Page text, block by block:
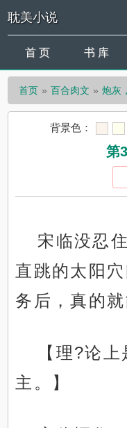
耽美小说
首 页 书 库
首页 百合肉文 炮灰
背景色：
第
宋临没忍
直跳的太阳
务后，真的
【理?论
主。】